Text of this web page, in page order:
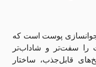
پوست است که
را سفت‌تر و شاداب‌تر
قابل‌جذب، ساختار